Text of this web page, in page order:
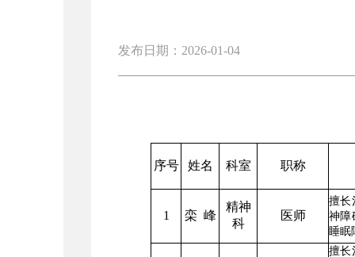
发布日期：2026-01-04
序号 姓名 科室 职称
1 栾 峰
精神
科
医师
擅长
神障
睡眠
擅长